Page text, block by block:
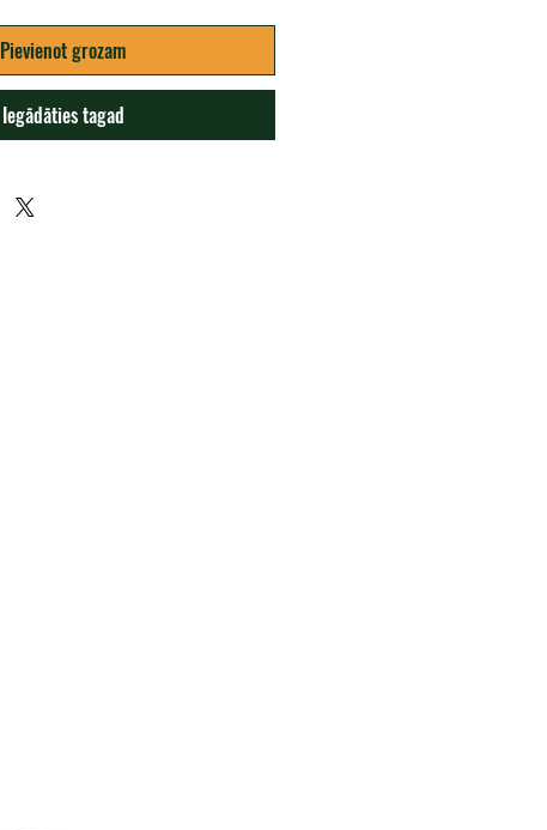
Pievienot grozam
Iegādāties tagad